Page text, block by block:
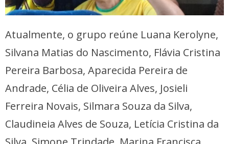
Atualmente, o grupo reúne Luana Kerolyne,
Silvana Matias do Nascimento, Flávia Cristina
Pereira Barbosa, Aparecida Pereira de
Andrade, Célia de Oliveira Alves, Josieli
Ferreira Novais, Silmara Souza da Silva,
Claudineia Alves de Souza, Letícia Cristina da